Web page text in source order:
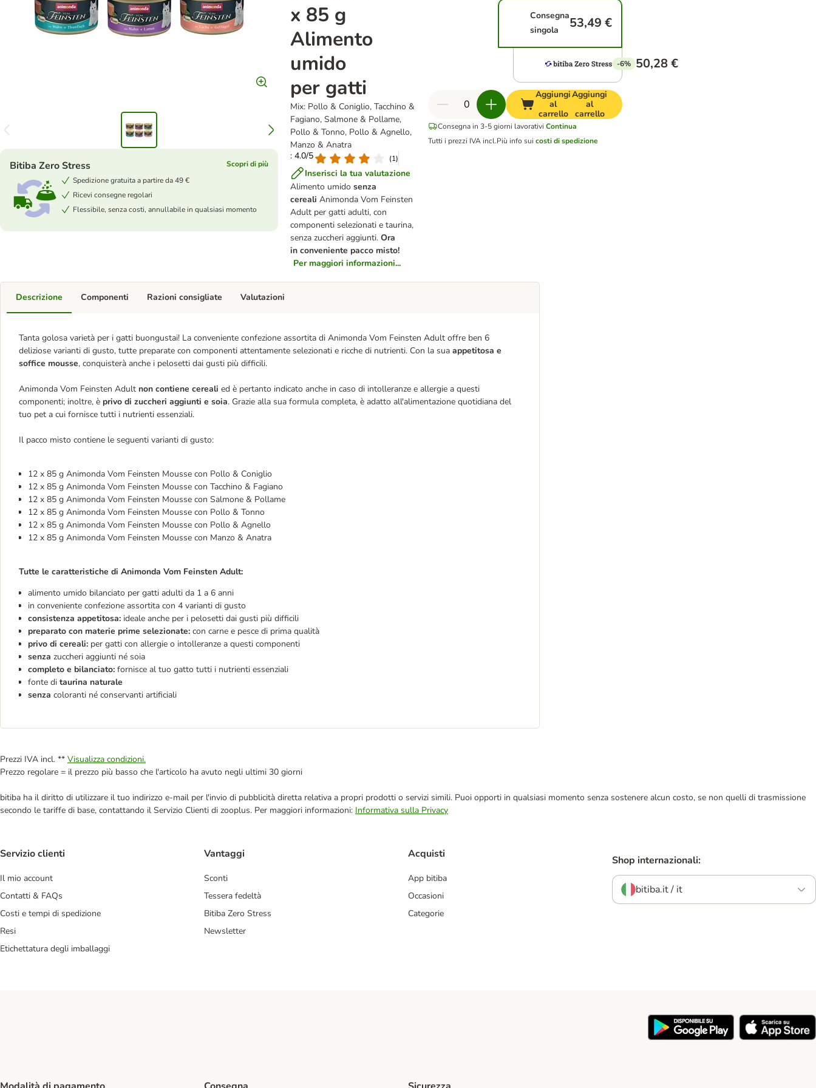
x 85 g
Alimento
umido
per gatti
Mix: Pollo & Coniglio, Tacchino &
Fagiano, Salmone & Pollame,
Pollo & Tonno, Pollo & Agnello,
Manzo & Anatra
: 4.0/5
(1)
Inserisci la tua valutazione
Alimento umidosenza
cerealiAnimonda Vom Feinsten
Adult per gatti adulti, con
componenti selezionati e taurina,
senza zuccheri aggiunti.Ora
in conveniente pacco misto!
Per maggiori informazioni...
Bitiba Zero Stress
Scopri di più
Spedizione gratuita a partire da 49 €
Ricevi consegne regolari
Flessibile, senza costi, annullabile in qualsiasi momento
Consegna
singola
53,49 €
-6% 50,28 €
Aggiungi
al
carrello
Aggiungi
al
carrello
Consegna in 3-5 giorni lavorativi Continua
Tutti i prezzi IVA incl.Più info suicosti di spedizione
Descrizione
Tanta golosa varietà per i gatti buongustai! La conveniente confezione assortita di Animonda Vom Feinsten Adult offre ben 6
deliziose varianti di gusto, tutte preparate con componenti attentamente selezionati e ricche di nutrienti. Con la sua appetitosa e
soffice mousse, conquisterà anche i pelosetti dai gusti più difficili.
Animonda Vom Feinsten Adult non contiene cereali ed è pertanto indicato anche in caso di intolleranze e allergie a questi
componenti; inoltre, è privo di zuccheri aggiunti e soia. Grazie alla sua formula completa, è adatto all'alimentazione quotidiana del
tuo pet a cui fornisce tutti i nutrienti essenziali.
Il pacco misto contiene le seguenti varianti di gusto:
12 x 85 g Animonda Vom Feinsten Mousse con Pollo & Coniglio
12 x 85 g Animonda Vom Feinsten Mousse con Tacchino & Fagiano
12 x 85 g Animonda Vom Feinsten Mousse con Salmone & Pollame
12 x 85 g Animonda Vom Feinsten Mousse con Pollo & Tonno
12 x 85 g Animonda Vom Feinsten Mousse con Pollo & Agnello
12 x 85 g Animonda Vom Feinsten Mousse con Manzo & Anatra
Tutte le caratteristiche di Animonda Vom Feinsten Adult:
alimento umido bilanciato per gatti adulti da 1 a 6 anni
in conveniente confezione assortita con 4 varianti di gusto
consistenza appetitosa: ideale anche per i pelosetti dai gusti più difficili
preparato con materie prime selezionate: con carne e pesce di prima qualità
privo di cereali: per gatti con allergie o intolleranze a questi componenti
senza zuccheri aggiunti né soia
completo e bilanciato: fornisce al tuo gatto tutti i nutrienti essenziali
fonte di taurina naturale
senza coloranti né conservanti artificiali
Componenti Razioni consigliate Valutazioni
Prezzi IVA incl. ** Visualizza condizioni.
Prezzo regolare = il prezzo più basso che l'articolo ha avuto negli ultimi 30 giorni
bitiba ha il diritto di utilizzare il tuo indirizzo e-mail per l'invio di pubblicità diretta relativa a propri prodotti o servizi simili. Puoi opporti in qualsiasi momento senza sostenere alcun costo, se non quelli di trasmissione
secondo le tariffe di base, contattando il Servizio Clienti di zooplus. Per maggiori informazioni: Informativa sulla Privacy
Servizio clienti
Il mio account
Contatti & FAQs
Costi e tempi di spedizione
Resi
Etichettatura degli imballaggi
Vantaggi
Sconti
Tessera fedeltà
Bitiba Zero Stress
Newsletter
Acquisti
App bitiba
Occasioni
Categorie
Shop internazionali:
bitiba.it / it